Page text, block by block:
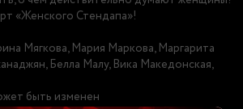
«Женского Стендапа»!
Мягкова, Мария Маркова, Маргарита
Белла Малу, Вика Македонская,
быть изменен